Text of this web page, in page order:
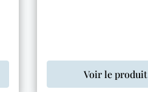
Voir le produit